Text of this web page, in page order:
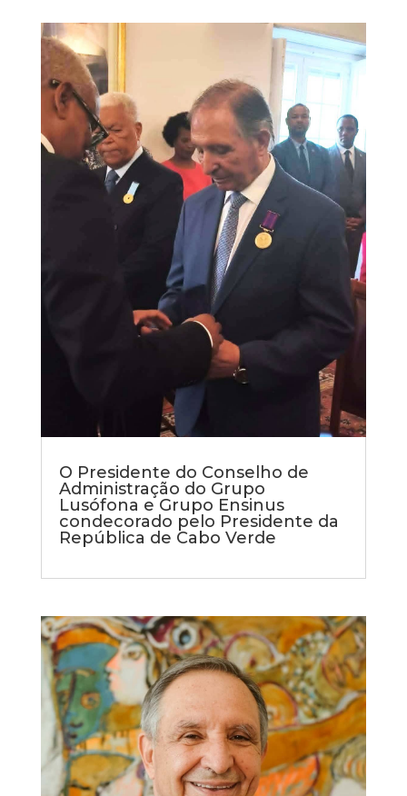
O Presidente do Conselho de
Administração do Grupo
Lusófona e Grupo Ensinus
condecorado pelo Presidente da
República de Cabo Verde